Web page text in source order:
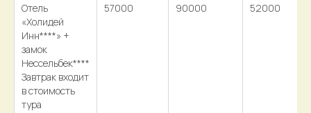
Отель
«Холидей
Инн****» +
замок
Нессельбек****
Завтрак входит
в стоимость
тура
57000 90000 52000